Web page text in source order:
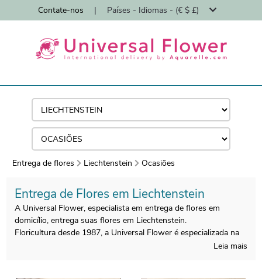
Contate-nos | Países - Idiomas - (€ $ £)
Entrega de flores Liechtenstein Ocasiões
Entrega de Flores em Liechtenstein
A Universal Flower, especialista em entrega de flores em
domicílio, entrega suas flores em Liechtenstein.
Floricultura desde 1987, a Universal Flower é especializada na
Leia mais